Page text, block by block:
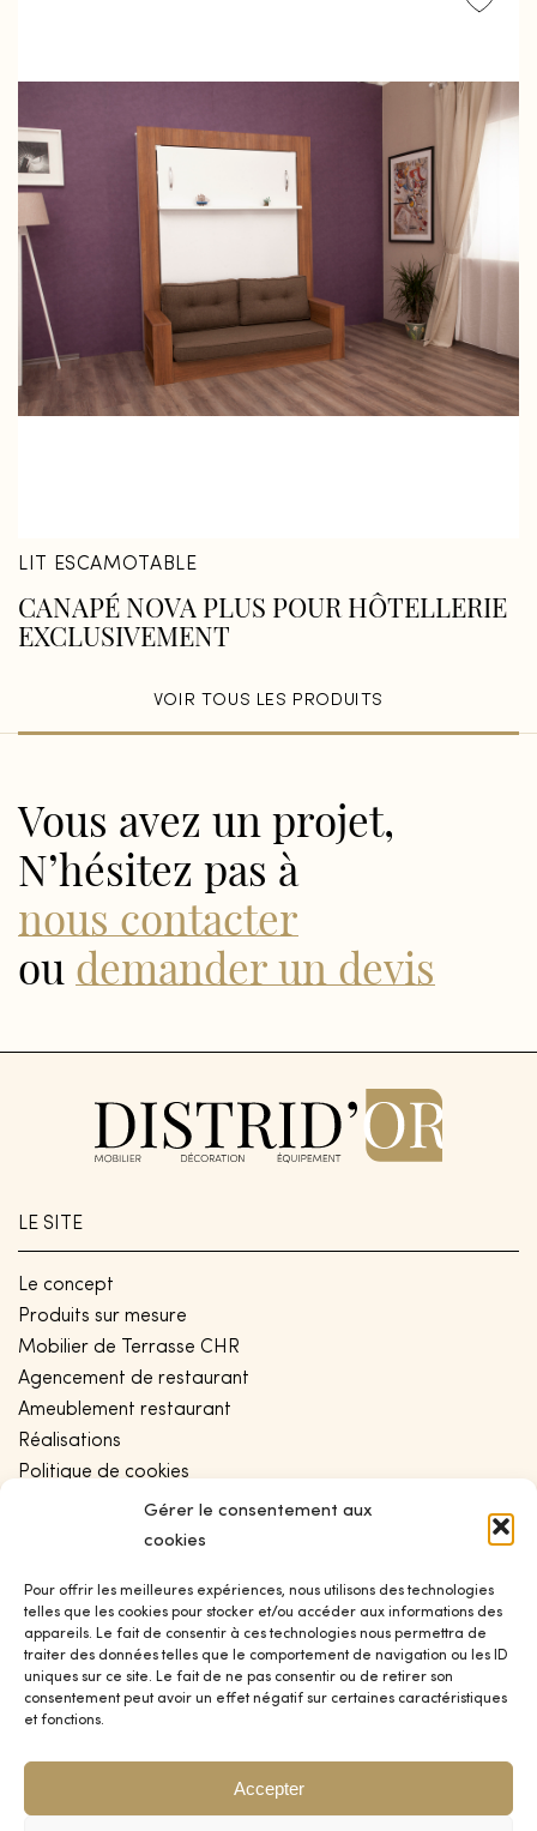
Gérer le consentement aux
cookies
Pour offrir les meilleures expériences, nous utilisons des technologies
telles que les cookies pour stocker et/ou accéder aux informations des
appareils. Le fait de consentir à ces technologies nous permettra de
traiter des données telles que le comportement de navigation ou les ID
uniques sur ce site. Le fait de ne pas consentir ou de retirer son
consentement peut avoir un effet négatif sur certaines caractéristiques
et fonctions.
Accepter
LIT ESCAMOTABLE
CANAPÉ NOVA PLUS POUR HÔTELLERIE
EXCLUSIVEMENT
VOIR TOUS LES PRODUITS
Vous avez un projet,
N’hésitez pas à
nous contacter
ou demander un devis
LE SITE
Le concept
Produits sur mesure
Mobilier de Terrasse CHR
Agencement de restaurant
Ameublement restaurant
Réalisations
Politique de cookies
Conditions générales de vente
Politique de confidentialité
CONTACT
Blog
Contact
Devis